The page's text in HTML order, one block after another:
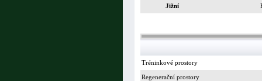
Jižní
Tréninkové prostory
Regenerační prostory